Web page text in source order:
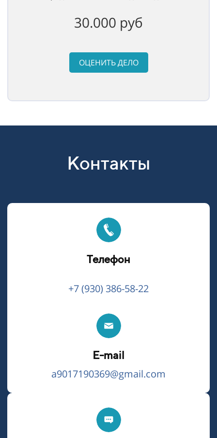
30.000 руб
ОЦЕНИТЬ ДЕЛО
Контакты
Телефон
+7 (930) 386-58-22
E-mail
a9017190369@gmail.com